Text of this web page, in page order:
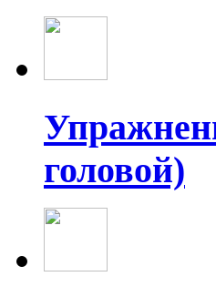
головой)